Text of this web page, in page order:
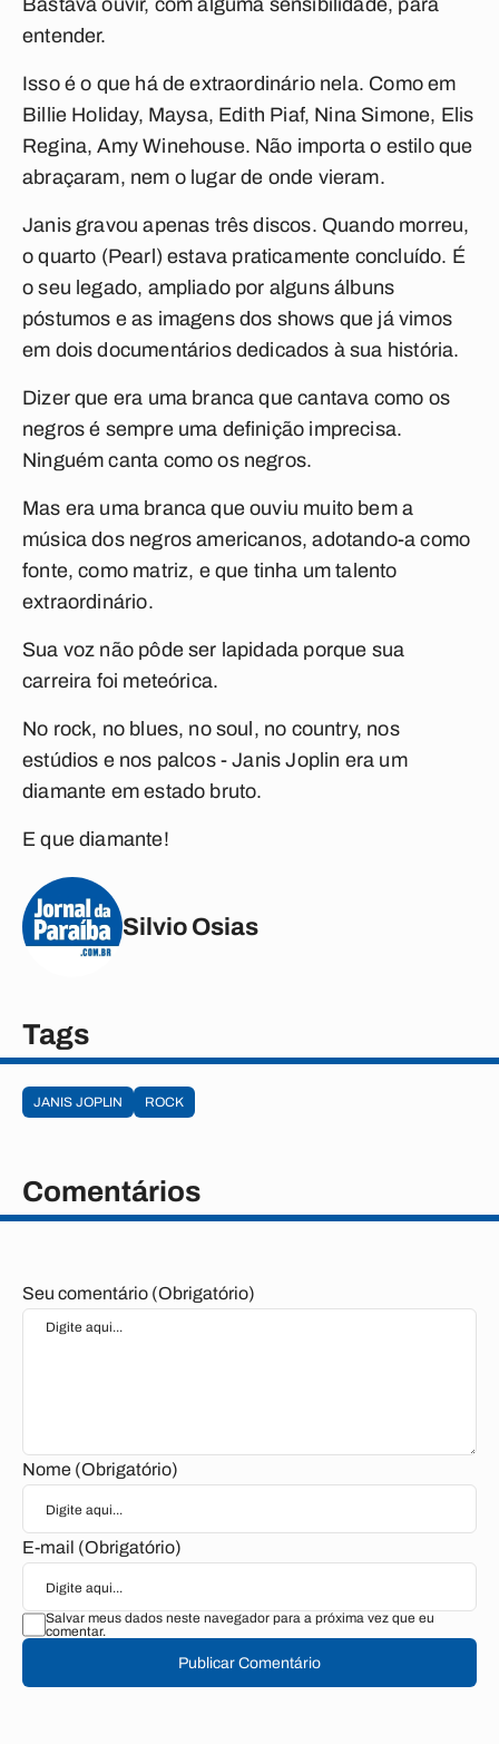
Bastava ouvir, com alguma sensibilidade, para
entender.
Isso é o que há de extraordinário nela. Como em
Billie Holiday, Maysa, Edith Piaf, Nina Simone, Elis
Regina, Amy Winehouse. Não importa o estilo que
abraçaram, nem o lugar de onde vieram.
Janis gravou apenas três discos. Quando morreu,
o quarto (Pearl ) estava praticamente concluído. É
o seu legado, ampliado por alguns álbuns
póstumos e as imagens dos shows que já vimos
em dois documentários dedicados à sua história.
Dizer que era uma branca que cantava como os
negros é sempre uma definição imprecisa.
Ninguém canta como os negros.
Mas era uma branca que ouviu muito bem a
música dos negros americanos, adotando-a como
fonte, como matriz, e que tinha um talento
extraordinário.
Sua voz não pôde ser lapidada porque sua
carreira foi meteórica.
No rock, no blues, no soul, no country, nos
estúdios e nos palcos - Janis Joplin era um
diamante em estado bruto.
E que diamante!
Silvio Osias
Tags
JANIS JOPLIN ROCK
Comentários
Seu comentário (Obrigatório)
Nome (Obrigatório)
E-mail (Obrigatório)
Salvar meus dados neste navegador para a próxima vez que eu
comentar.
Publicar Comentário